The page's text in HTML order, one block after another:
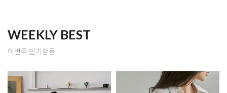
WEEKLY BEST
이번주 인기상품